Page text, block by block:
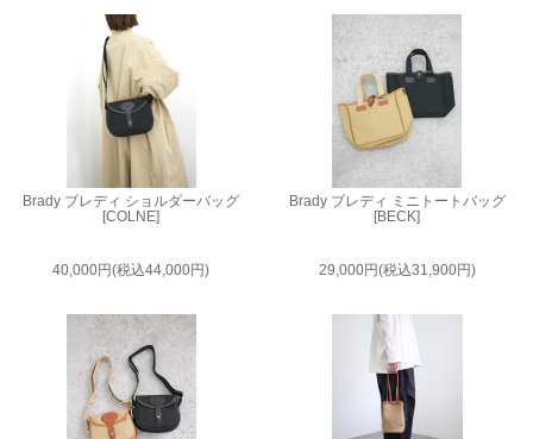
Brady ブレディ ショルダーバッグ
[COLNE]
40,000円(税込44,000円)
Brady ブレディ ミニトートバッグ
[BECK]
29,000円(税込31,900円)